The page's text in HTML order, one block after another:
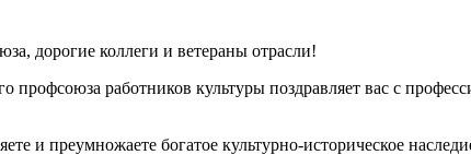
дорогие коллеги и ветераны отрасли!
профсоюза работников культуры поздравляет вас с
и преумножаете богатое культурно-историческое